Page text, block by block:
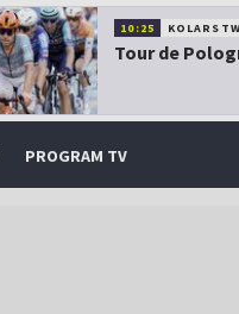
10:25
Tour de
PROGRAM TV